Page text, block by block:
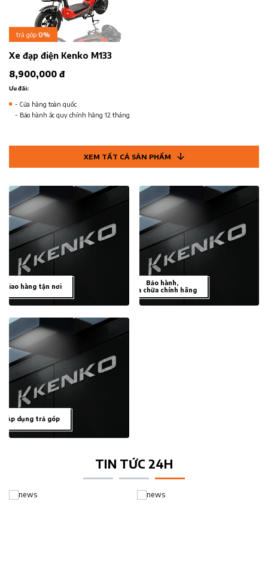
trả góp 0%
Xe đạp điện Kenko M133
8,900,000 đ
Ưu đãi:
- Cửa hàng toàn quốc
- Bảo hành ắc quy chính hãng 12 tháng
XEM TẤT CẢ SẢN PHẨM
Giao hàng tận nơi
Bảo hành,
sửa chữa chính hãng
Áp dụng trả góp
TIN TỨC 24H